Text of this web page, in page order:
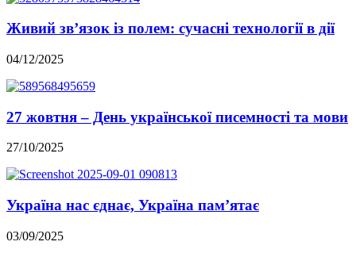
Живий зв’язок із полем: сучасні технології в дії
04/12/2025
27 жовтня – День української писемності та мови
27/10/2025
Україна нас єднає, Україна пам’ятає
03/09/2025